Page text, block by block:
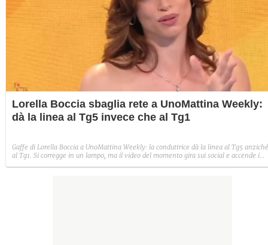
Lorella Boccia sbaglia rete a UnoMattina Weekly:
dà la linea al Tg5 invece che al Tg1
Gaffe di Lorella Boccia a UnoMattina Weekly: la conduttrice dà la linea al Tg5 anziché
al Tg1. Si corregge in un lampo, ma il video del momento gira sui social e accende i